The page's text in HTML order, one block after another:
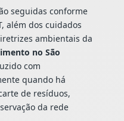
seguidas conforme
além dos cuidados
ambientais da
no São
com
quando há
de resíduos,
da rede